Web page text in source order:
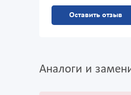
Оставить отзыв
Аналоги и